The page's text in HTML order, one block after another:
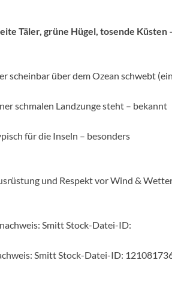
Täler, grüne Hügel, tosende Küsten
scheinbar über dem Ozean schwebt (ein
schmalen Landzunge steht – bekannt
für die Inseln – besonders
und Respekt vor Wind &
Smitt Stock-Datei-ID: